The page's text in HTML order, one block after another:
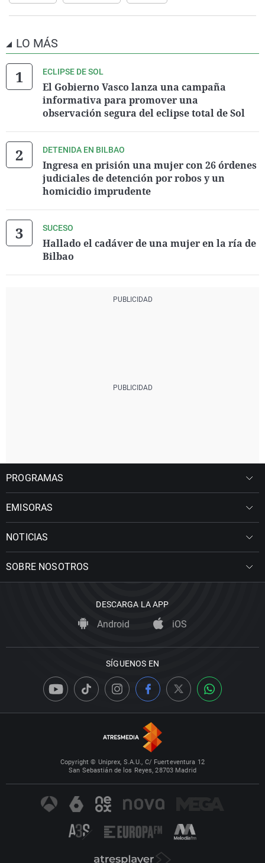
LO MÁS
ECLIPSE DE SOL
El Gobierno Vasco lanza una campaña
informativa para promover una
observación segura del eclipse total de Sol
DETENIDA EN BILBAO
Ingresa en prisión una mujer con 26 órdenes
judiciales de detención por robos y un
homicidio imprudente
SUCESO
Hallado el cadáver de una mujer en la ría de
Bilbao
PROGRAMAS
EMISORAS
NOTICIAS
SOBRE NOSOTROS
DESCARGA LA APP
Android iOS
SÍGUENOS EN
Copyright © Uniprex, S.A.U., C/ Fuerteventura 12
San Sebastián de los Reyes, 28703 Madrid